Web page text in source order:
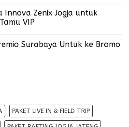
Innova Zenix Jogja untuk
VIP
Surabaya Untuk ke Bromo
PAKET LIVE IN & FIELD TRIP